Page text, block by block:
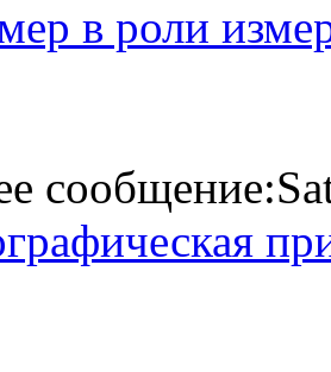
в роли